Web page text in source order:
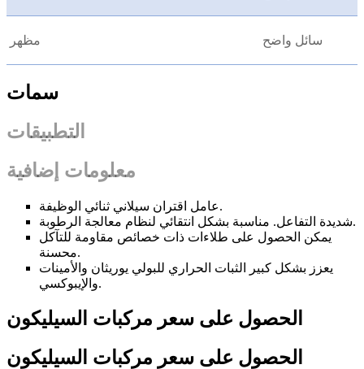
مظهر سائل واضح
سمات
التطبيقات
معلومات إضافية
عامل اقتران سيلاني ثنائي الوظيفة.
شديدة التفاعل. مناسبة بشكل انتقائي لنظام معالجة الرطوبة.
يمكن الحصول على طلاءات ذات خصائص مقاومة للتآكل
محسنة.
يعزز بشكل كبير الثبات الحراري للبولي يوريثان والأمينات
والإيبوكسي.
الحصول على سعر مركبات السيليكون
الحصول على سعر مركبات السيليكون